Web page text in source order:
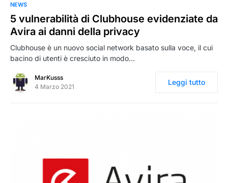
NEWS
5 vulnerabilità di Clubhouse evidenziate da
Avira ai danni della privacy
Clubhouse è un nuovo social network basato sulla voce, il cui
bacino di utenti è cresciuto in modo…
MarKusss
4 Marzo 2021
Leggi tutto